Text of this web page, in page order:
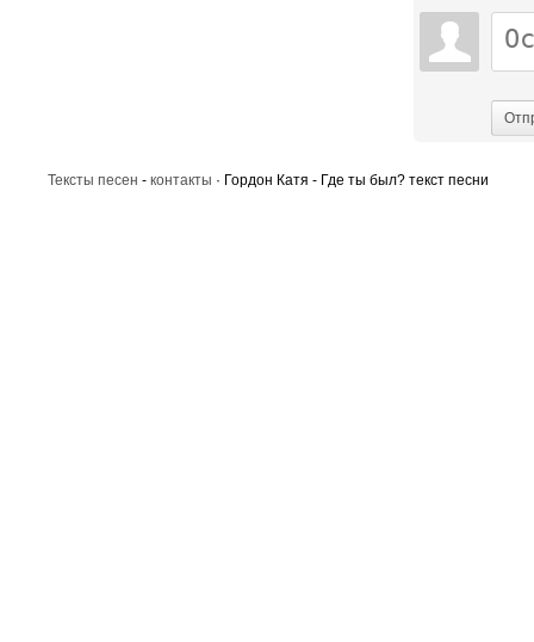
Тексты песен - контакты · Гордон Катя - Где ты был? текст песни